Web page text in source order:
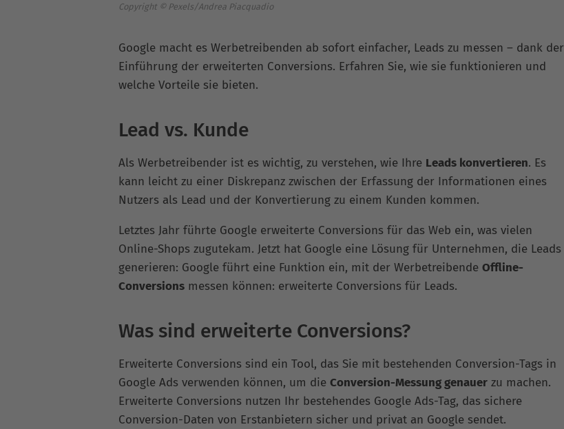
Copyright © Pexels/Andrea Piacquadio
Google macht es Werbetreibenden ab sofort einfacher, Leads zu messen – dank der
Einführung der erweiterten Conversions. Erfahren Sie, wie sie funktionieren und
welche Vorteile sie bieten.
Lead vs. Kunde
Als Werbetreibender ist es wichtig, zu verstehen, wie Ihre Leads konvertieren. Es
kann leicht zu einer Diskrepanz zwischen der Erfassung der Informationen eines
Nutzers als Lead und der Konvertierung zu einem Kunden kommen.
Letztes Jahr führte Google erweiterte Conversions für das Web ein, was vielen
Online-Shops zugutekam. Jetzt hat Google eine Lösung für Unternehmen, die Leads
generieren: Google führt eine Funktion ein, mit der Werbetreibende Offline-
Conversions messen können: erweiterte Conversions für Leads.
Was sind erweiterte Conversions?
Erweiterte Conversions sind ein Tool, das Sie mit bestehenden Conversion-Tags in
Google Ads verwenden können, um die Conversion-Messung genauer zu machen.
Erweiterte Conversions nutzen Ihr bestehendes Google Ads-Tag, das sichere
Conversion-Daten von Erstanbietern sicher und privat an Google sendet.